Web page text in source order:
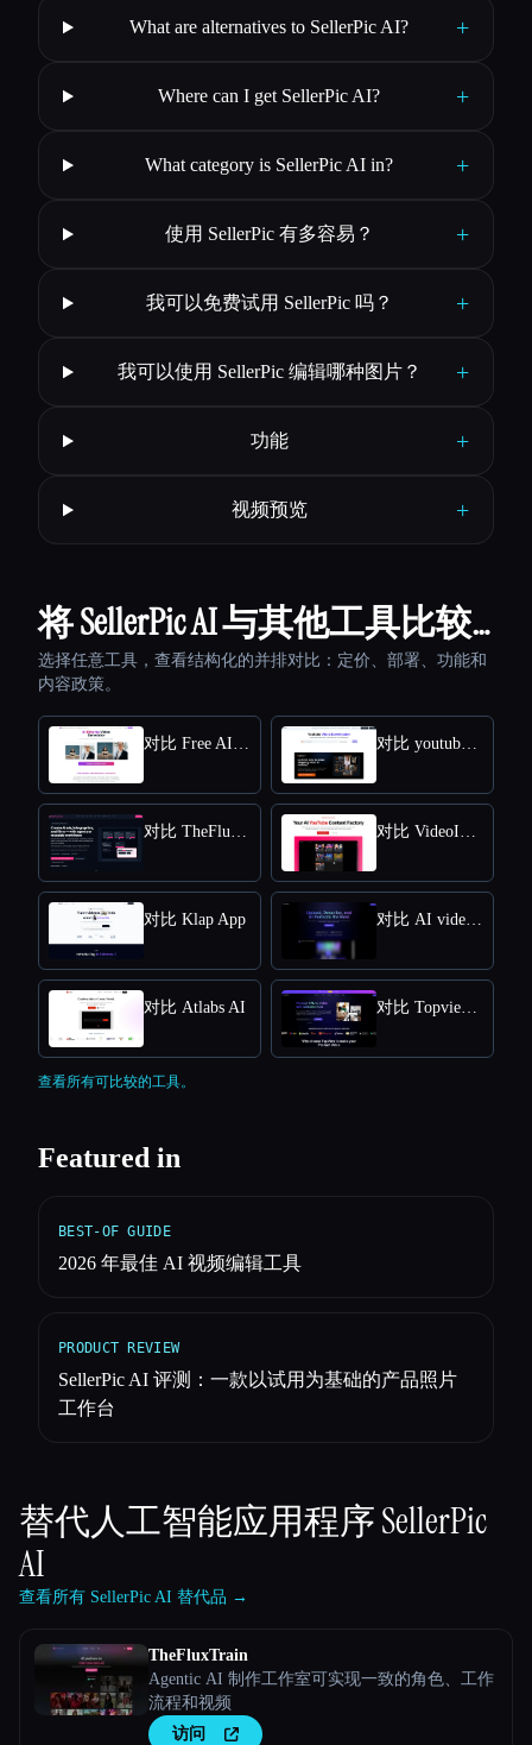
What are alternatives to SellerPic AI? +
Where can I get SellerPic AI? +
What category is SellerPic AI in? +
使用 SellerPic 有多容易？ +
我可以免费试用 SellerPic 吗？ +
我可以使用 SellerPic 编辑哪种图片？ +
功能 +
视频预览 +
将 SellerPic AI 与其他工具比较…
选择任意工具，查看结构化的并排对比：定价、部署、功能和
内容政策。
对比 Free AI kissing video generator 对比 youtube video downloader
对比 TheFluxTrain 对比 VideoIdeas AI
对比 Klap App 对比 AI video editor
对比 Atlabs AI 对比 Topview AI URL to Video
查看所有可比较的工具。
Featured in
BEST-OF GUIDE
2026 年最佳 AI 视频编辑工具
PRODUCT REVIEW
SellerPic AI 评测：一款以试用为基础的产品照片
工作台
替代人工智能应用程序SellerPic
AI
查看所有 SellerPic AI 替代品 →
TheFluxTrain
Agentic AI 制作工作室可实现一致的角色、工作
流程和视频
访问